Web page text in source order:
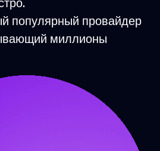
популярный провайдер
миллионы